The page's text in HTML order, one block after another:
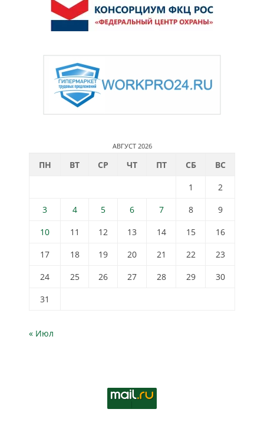
АВГУСТ 2026
ПН ВТ СР ЧТ ПТ СБ
ВС
1
2
3
4 5 6 7 8
9
10
11 12 13 14 15
16
17
18 19 20 21 22
23
24
25 26 27 28 29
30
31
« Июл